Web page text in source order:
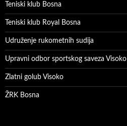
Teniski klub Bosna
Teniski klub Royal Bosna
Udruženje rukometnih sudija
Upravni odbor sportskog saveza Visoko
Zlatni golub Visoko
ŽRK Bosna